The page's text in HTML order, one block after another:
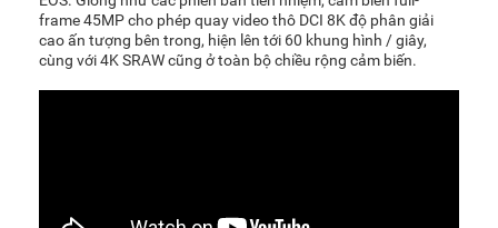
frame 45MP cho phép quay video thô DCI 8K độ phân giải
cao ấn tượng bên trong, hiện lên tới 60 khung hình / giây,
cùng với 4K SRAW cũng ở toàn bộ chiều rộng cảm biến.